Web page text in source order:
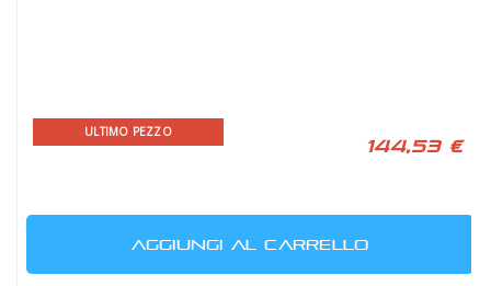
ULTIMO PEZZO
144,53 €
AGGIUNGI AL CARRELLO